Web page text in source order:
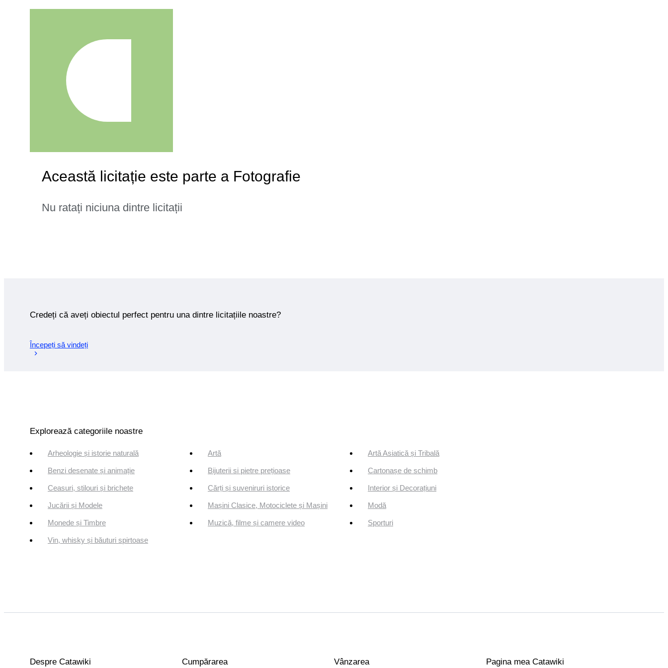
Această licitație este parte a Fotografie
Nu ratați niciuna dintre licitații
Credeți că aveți obiectul perfect pentru una dintre licitațiile noastre?
Începeți să vindeți
Explorează categoriile noastre
Arheologie și istorie naturală Artă Artă Asiatică și Tribală
Benzi desenate și animație Bijuterii si pietre prețioase Cartonașe de schimb
Ceasuri, stilouri și brichete Cărți și suveniruri istorice Interior și Decorațiuni
Jucării și Modele Mașini Clasice, Motociclete și Mașini Modă
Monede și Timbre Muzică, filme și camere video Sporturi
Vin, whisky și băuturi spirtoase
Despre Catawiki Cumpărarea Vânzarea Pagina mea Catawiki